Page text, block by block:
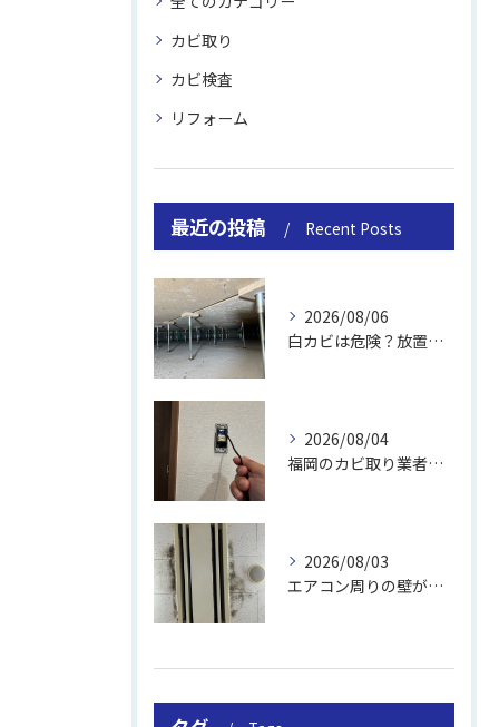
カビ取り
カビ検査
リフォーム
最近の投稿 Recent Posts
2026/08/06
白カビは危険？放置のリスクと取り方
2026/08/04
福岡のカビ取り業者おすすめの選び方と費用
2026/08/03
エアコン周りの壁が結露しやすい理由